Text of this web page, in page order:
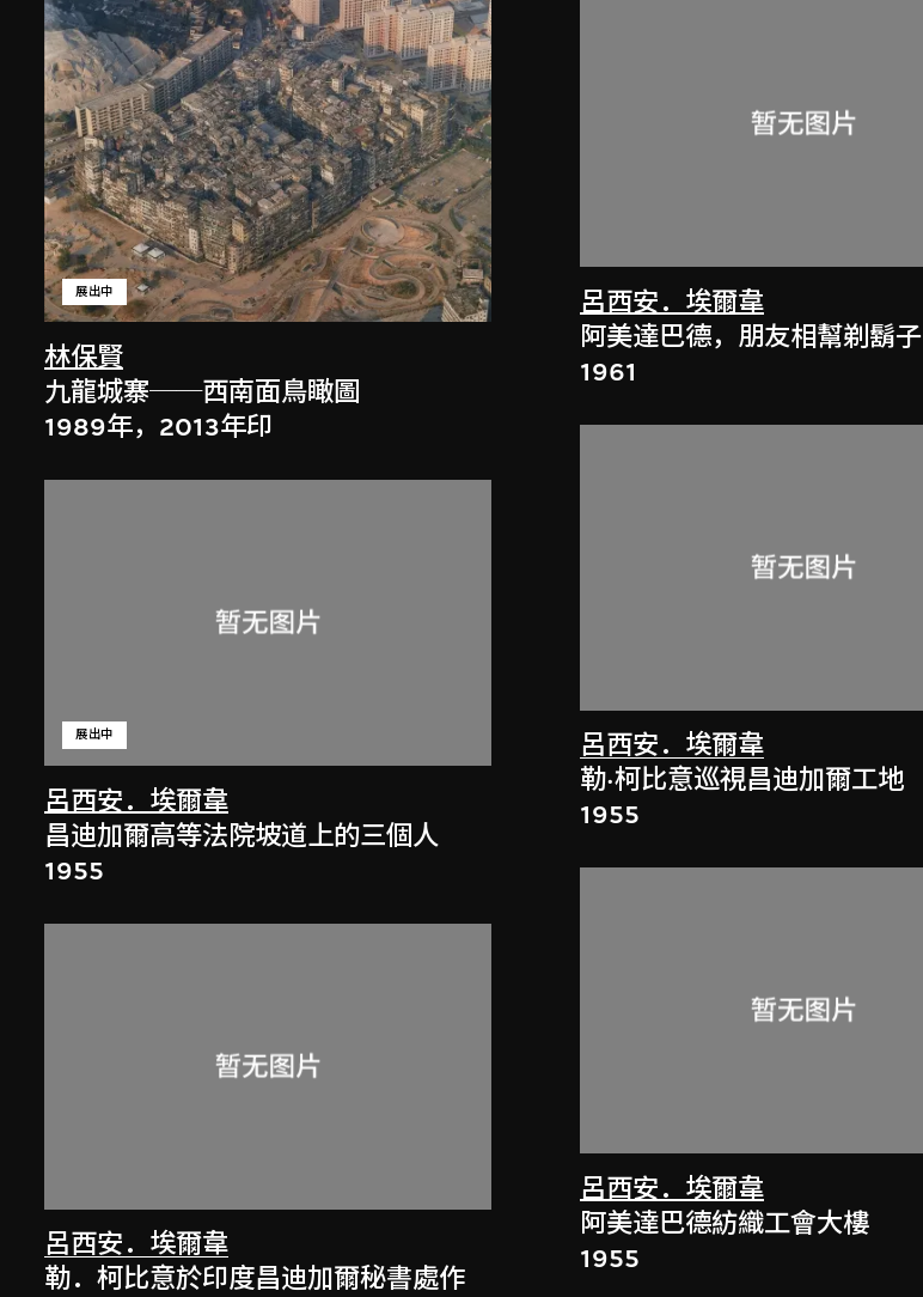
林保賢
展出中
九龍城寨──西南面鳥瞰圖
1989年，2013年印
呂西安．埃爾韋
展出中
昌迪加爾高等法院坡道上的三個人
1955
呂西安．埃爾韋
勒．柯比意於印度昌迪加爾秘書處作
呂西安．埃爾韋
阿美達巴德，朋友相幫剃鬍子
1961
呂西安．埃爾韋
勒·柯比意巡視昌迪加爾工地
1955
呂西安．埃爾韋
阿美達巴德紡織工會大樓
1955